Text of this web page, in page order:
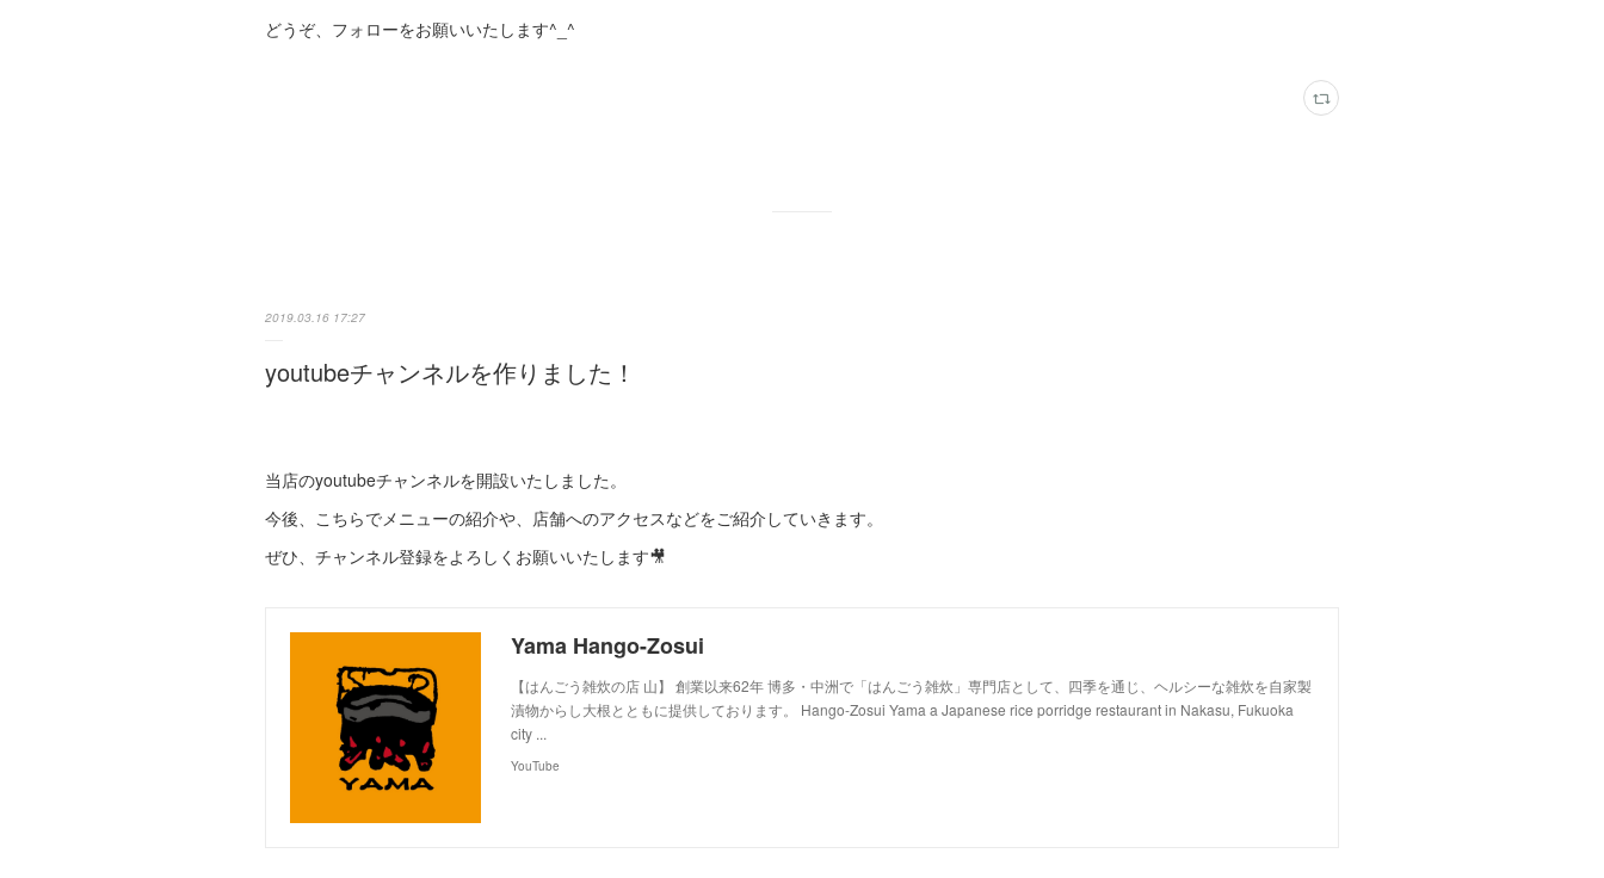
どうぞ、フォローをお願いいたします^_^
2019.03.16 17:27
youtubeチャンネルを作りました！
当店のyoutubeチャンネルを開設いたしました。
今後、こちらでメニューの紹介や、店舗へのアクセスなどをご紹介していきます。
ぜひ、チャンネル登録をよろしくお願いいたします🎥
Yama Hango-Zosui
【はんごう雑炊の店 山】 創業以来62年 博多・中洲で「はんごう雑炊」専門店として、四季を通じ、ヘルシーな雑炊を自家製
漬物からし大根とともに提供しております。 Hango-Zosui Yama a Japanese rice porridge restaurant in Nakasu, Fukuoka
city ...
YouTube